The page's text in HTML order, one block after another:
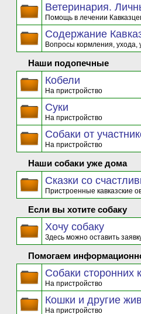
Ветеринария.
Помощь в лечении
Содержание
Вопросы кормления, ухода,
Наши подопечные
Кобели
На пристройство
Суки
На пристройство
Собаки от
На пристройство
Наши собаки уже дома
Сказки со
Пристроенные кавказские
Если вы хотите собаку
Хочу собаку
Здесь можно оставить
Помогаем
Собаки сторонних
На пристройство
Кошки и другие
На пристройство